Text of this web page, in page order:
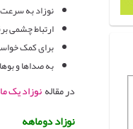
نوزاد به
ارتباط چشمی
برای کمک
به صداها و
در مقالهنوزاد یک
نوزاد دوماهه